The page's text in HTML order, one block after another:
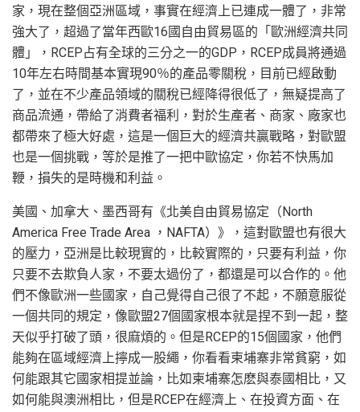
家，現在整個亞洲區域，事實在經濟上已連成一體了，非常
強大了，超過了當年西歐16國自由貿易區的「歐洲經濟共同
體」，RCEP占有全球的三分之一的GDP，RCEP成員將通過
10年左右時間基本實現90％的產品零關稅，目前已經啟動
了，並在不少產品領域的關稅已經降得很低了，無疑提高了
商品流通，帶給了消費者福利，對於生產者、商家、廠家也
都帶來了極大好處，這是一個巨大的經濟共贏戰略，對歐盟
也是一個挑戰，等於是推了一把中歐協定，你若不快馬加
鞭，損失的是時機和利益。
美國、加拿大、墨西哥有《北美自由貿易協定（North
America Free Trade Area ，NAFTA）》，這對歐盟也有很大
的壓力，亞洲是比較現實的，比較實際的，只要有利益，你
只要不去欺負人家，不要太過份了，都還是可以合作的。他
們不像歐洲一些國家，自己覺得自己很了不起，不願意服從
一個共同的規定，像歐盟27個國家根本就是捏不到一起，整
天似乎打破了頭，很麻煩的。但是RCEP的15個國家，他們
能夠在區域經濟上擰成一股繩，你看看柬埔寨非常貧窮，如
何能跟其它國家相提並論，比如柬埔寨怎麽與泰國相比，又
如何能與澳洲相比，但是RCEP在經濟上、在投資方面、在